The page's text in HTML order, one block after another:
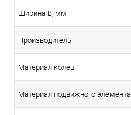
Ширина B, мм
Производитель
Материал колец
Материал подвижного элемента